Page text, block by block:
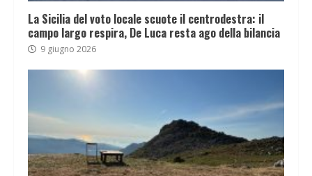
La Sicilia del voto locale scuote il centrodestra: il
campo largo respira, De Luca resta ago della bilancia
9 giugno 2026